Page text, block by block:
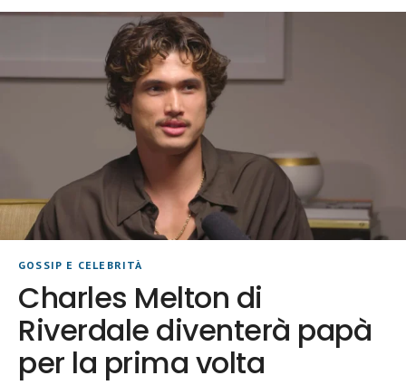
GOSSIP E CELEBRITÀ
Charles Melton di
Riverdale diventerà papà
per la prima volta